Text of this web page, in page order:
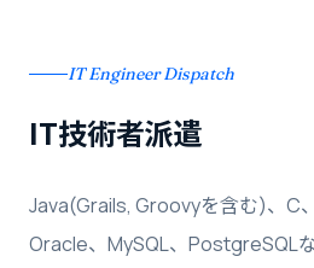
IT Engineer Dispatch
IT技術者派遣
Java(Grails, Groovyを含む)、C
Oracle、MySQL、PostgreSQLな